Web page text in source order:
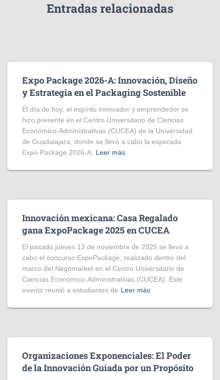
Entradas relacionadas
Expo Package 2026-A: Innovación, Diseño
y Estrategia en el Packaging Sostenible
El día de hoy, el espíritu innovador y emprendedor se
hizo presente en el Centro Universitario de Ciencias
Económico-Administrativas (CUCEA) de la Universidad
de Guadalajara, donde se llevó a cabo la esperada
Expo Package 2026-A,
Leer más
Innovación mexicana: Casa Regalado
gana ExpoPackage 2025 en CUCEA
El pasado jueves 13 de noviembre de 2025 se llevó a
cabo el concurso ExpoPackage, realizado dentro del
marco del Negomarket en el Centro Universitario de
Ciencias Económico-Administrativas (CUCEA). Este
evento reunió a estudiantes de Leer más
Organizaciones Exponenciales: El Poder
de la Innovación Guiada por un Propósito